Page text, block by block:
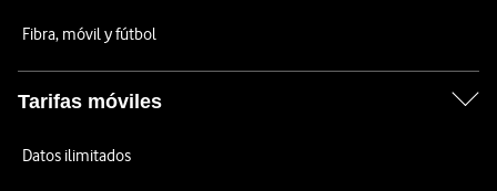
Fibra, móvil y fútbol
Tarifas móviles
Datos ilimitados